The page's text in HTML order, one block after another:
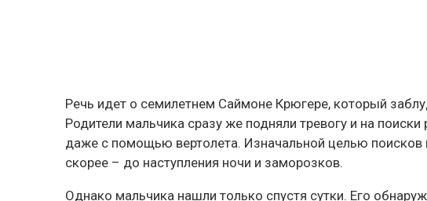
Речь идет о семилетнем Саймоне Крюгере, который
Родители мальчика сразу же подняли тревогу и на
даже с помощью вертолета. Изначальной целью
скорее – до наступления ночи и заморозков.
Однако мальчика нашли только спустя сутки. Его